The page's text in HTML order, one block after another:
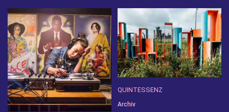
QUINTESSENZ
Archiv